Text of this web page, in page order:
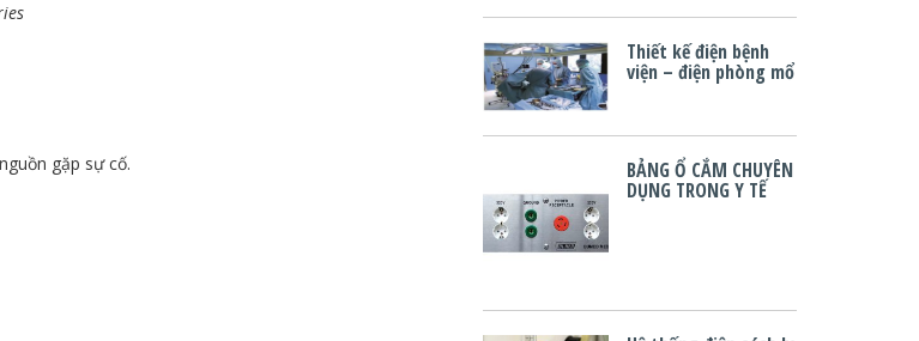
gặp sự cố.
Thiết kế điện bệnh
viện – điện phòng mổ
BẢNG Ổ CẮM CHUYÊN
DỤNG TRONG Y TẾ